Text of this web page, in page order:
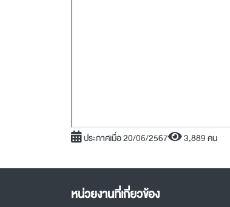
ประกาศเมื่อ 20/06/2567 3,889 คน
หน่วยงานที่เกี่ยวข้อง